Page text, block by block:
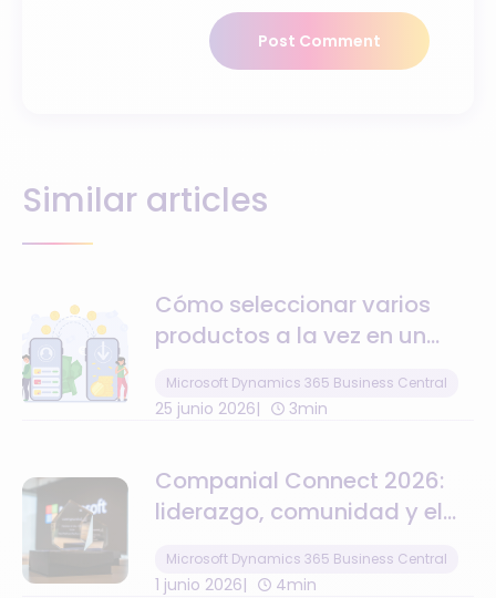
Similar articles
Cómo seleccionar varios
productos a la vez en un
Business Central
Microsoft Dynamics 365 Business Central
25 junio 2026 3min
Companial Connect 2026:
liderazgo, comunidad y el
artificial
Microsoft Dynamics 365 Business Central
1 junio 2026 4min